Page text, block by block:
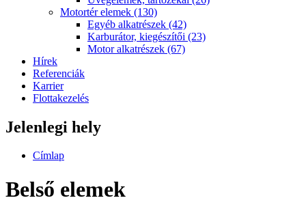
Motortér elemek (130)
Egyéb alkatrészek (42)
Karburátor, kiegészítői (23)
Motor alkatrészek (67)
Hírek
Referenciák
Karrier
Flottakezelés
Jelenlegi hely
Címlap
Belső elemek